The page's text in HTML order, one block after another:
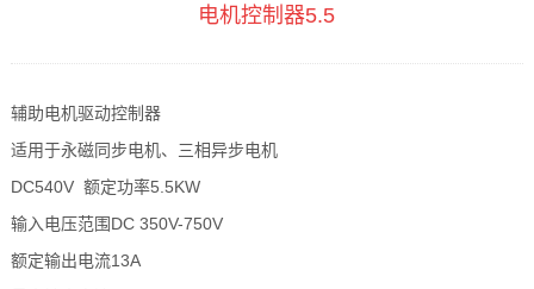
电机控制器5.5
辅助电机驱动控制器
适用于永磁同步电机、三相异步电机
DC540V 额定功率5.5KW
输入电压范围DC 350V-750V
额定输出电流13A